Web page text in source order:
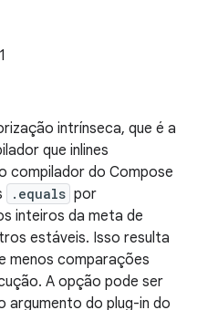
intrínseca, que é a
que inlines
compilador do Compose
.equals por
inteiros da meta de
estáveis. Isso resulta
menos comparações
A opção pode ser
argumento do plug-in do